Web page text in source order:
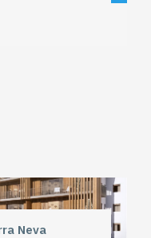
Neva